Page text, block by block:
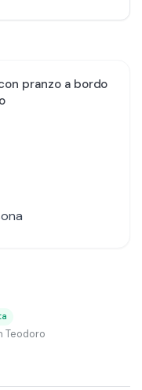
pranzo a bordo
Teodoro